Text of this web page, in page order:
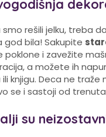
smo rešili jelku, treba
god bila! Sakupite
poklone i zavežite
a možete ih
knjigu. Deca ne traže
se i sastoji od
su